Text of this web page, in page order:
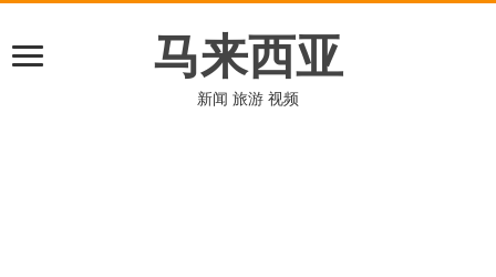
马来西亚
新闻 旅游 视频